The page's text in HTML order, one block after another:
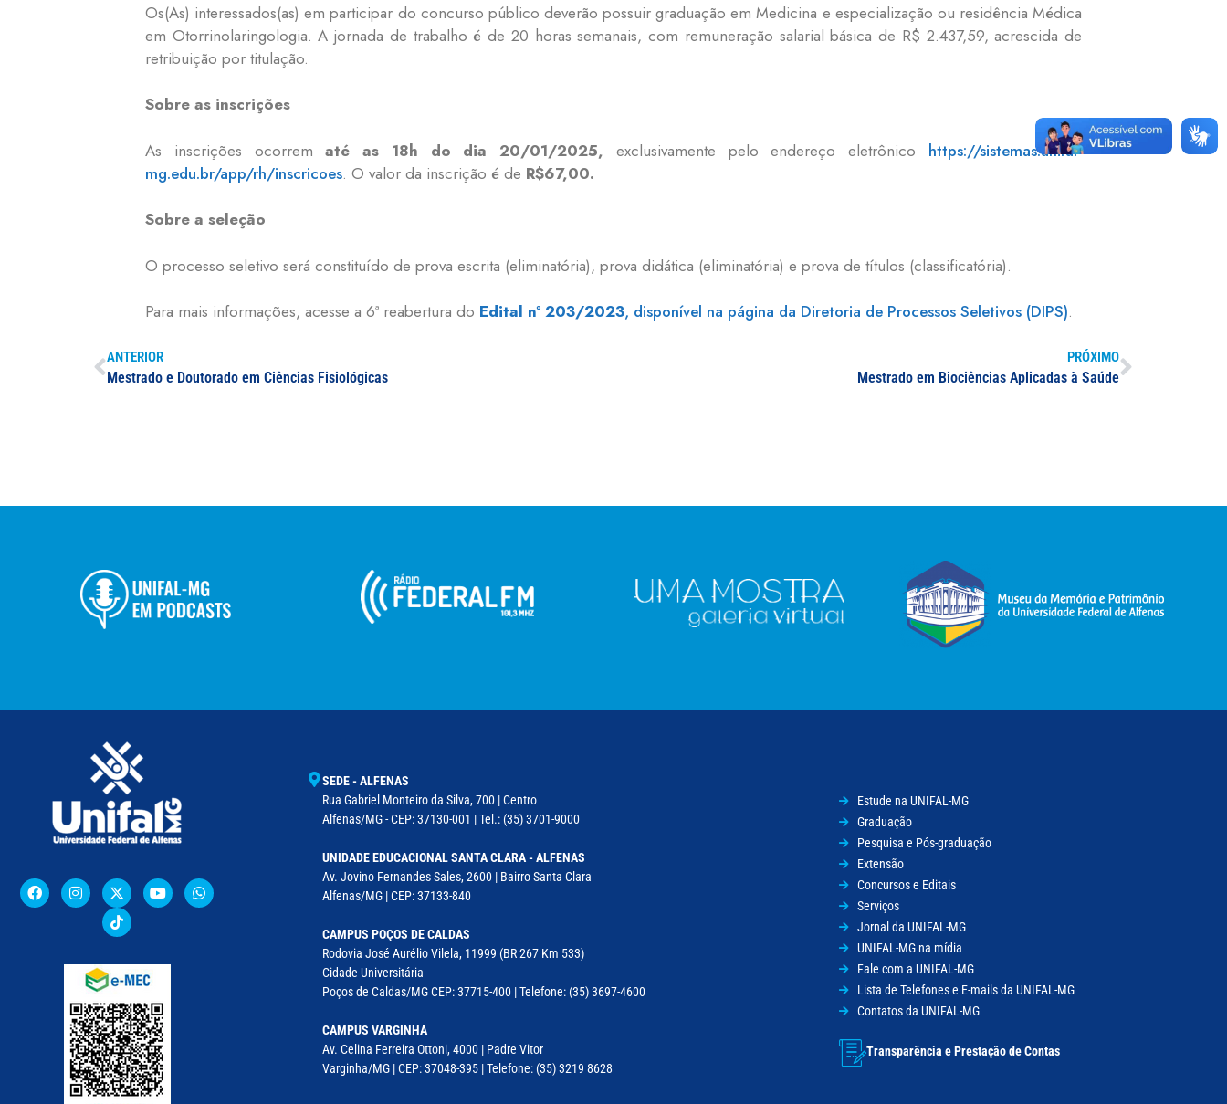
Os(As) interessados(as) em participar do concurso público deverão possuir graduação em Medicina e especialização ou residência Médica
em Otorrinolaringologia. A jornada de trabalho é de 20 horas semanais, com remuneração salarial básica de R$ 2.437,59, acrescida de
retribuição por titulação.
Sobre as inscrições
As inscrições ocorrem até as 18h do dia 20/01/2025, exclusivamente pelo endereço eletrônico https://sistemas.unifal-
mg.edu.br/app/rh/inscricoes. O valor da inscrição é de R$67,00.
Sobre a seleção
O processo seletivo será constituído de prova escrita (eliminatória), prova didática (eliminatória) e prova de títulos (classificatória).
Para mais informações, acesse a 6ª reabertura do Edital nº 203/2023, disponível na página da Diretoria de Processos Seletivos (DIPS).
ANTERIOR
Mestrado e Doutorado em Ciências Fisiológicas
PRÓXIMO
Mestrado em Biociências Aplicadas à Saúde
SEDE - ALFENAS
Rua Gabriel Monteiro da Silva, 700 | Centro
Alfenas/MG - CEP: 37130-001 | Tel.: (35) 3701-9000
UNIDADE EDUCACIONAL SANTA CLARA - ALFENAS
Av. Jovino Fernandes Sales, 2600 | Bairro Santa Clara
Alfenas/MG | CEP: 37133-840
CAMPUS POÇOS DE CALDAS
Rodovia José Aurélio Vilela, 11999 (BR 267 Km 533)
Cidade Universitária
Poços de Caldas/MG CEP: 37715-400 | Telefone: (35) 3697-4600
CAMPUS VARGINHA
Av. Celina Ferreira Ottoni, 4000 | Padre Vitor
Varginha/MG | CEP: 37048-395 | Telefone: (35) 3219 8628
Estude na UNIFAL-MG
Graduação
Pesquisa e Pós-graduação
Extensão
Concursos e Editais
Serviços
Jornal da UNIFAL-MG
UNIFAL-MG na mídia
Fale com a UNIFAL-MG
Lista de Telefones e E-mails da UNIFAL-MG
Contatos da UNIFAL-MG
Transparência e Prestação de Contas